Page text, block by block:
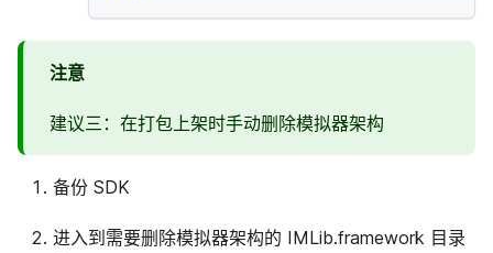
注意
建议三：在打包上架时手动删除模拟器架构
备份 SDK
进入到需要删除模拟器架构的 IMLib.framework 目录